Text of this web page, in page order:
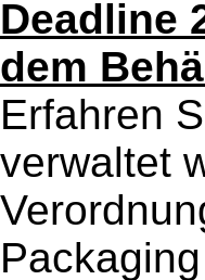
Deadline
dem
Erfahren
verwaltet